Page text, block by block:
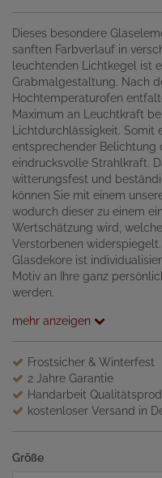
Dieses besondere
sanften Farbverlauf in
leuchtenden Lichtkegel ist
Grabmalgestaltung. Nach
Hochtemperaturofen
Maximum an Leuchtkraft
Lichtdurchlässigkeit.
entsprechender Belichtung
eindrucksvolle Strahlkraft.
witterungsfest und
können Sie mit einem
wodurch dieser zu einem
Wertschätzung wird,
Verstorbenen
Glasdekore ist
Motiv an Ihre ganz
werden.
mehr anzeigen
Frostsicher & Winterfest
2 Jahre Garantie
Handarbeit
kostenloser Versand in
Größe